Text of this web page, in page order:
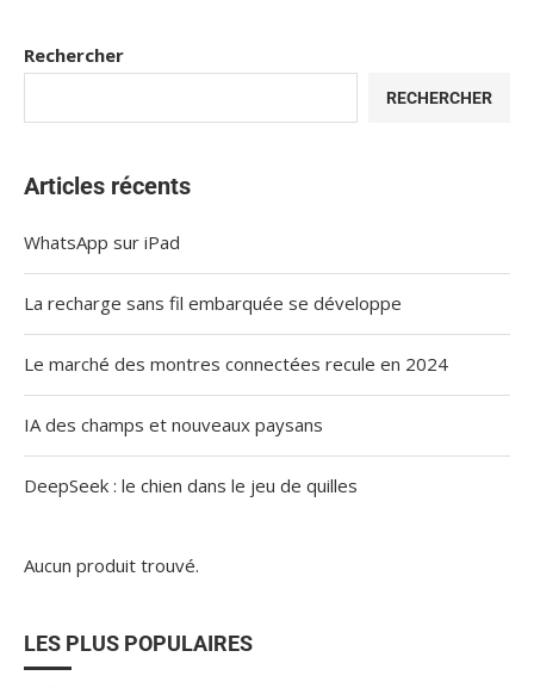
Rechercher
RECHERCHER
Articles récents
WhatsApp sur iPad
La recharge sans fil embarquée se développe
Le marché des montres connectées recule en 2024
IA des champs et nouveaux paysans
DeepSeek : le chien dans le jeu de quilles
Aucun produit trouvé.
LES PLUS POPULAIRES